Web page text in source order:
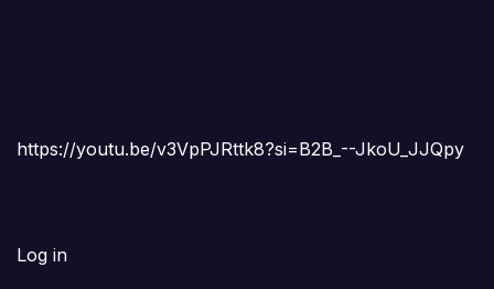
https://youtu.be/v3VpPJRttk8?si=B2B_--JkoU_JJQpy
Log in